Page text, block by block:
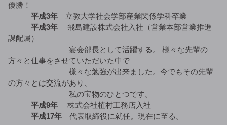
優勝！
平成3年 立教大学社会学部産業関係学科卒業
平成3年 飛島建設株式会社入社（営業本部営業推進
課配属）
宴会部長として活躍する。 様々な先輩の
方々と仕事をさせていただいた中で
様々な勉強が出来ました。今でもその先輩
の方々とは交流があり、
私の宝物のひとつです。
平成9年 株式会社植村工務店入社
平成17年 代表取締役に就任。現在に至る。